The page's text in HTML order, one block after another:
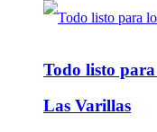
Todo listo para
Las Varillas